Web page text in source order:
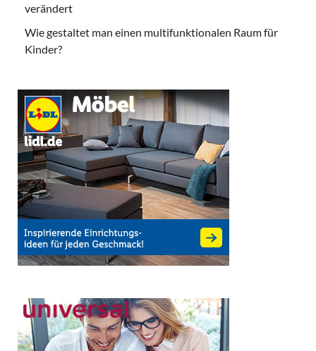
verändert
Wie gestaltet man einen multifunktionalen Raum für
Kinder?